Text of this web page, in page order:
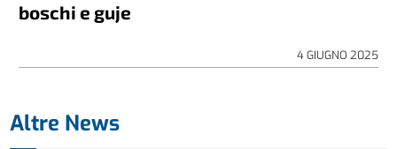
boschi e guje
4 GIUGNO 2025
Altre News